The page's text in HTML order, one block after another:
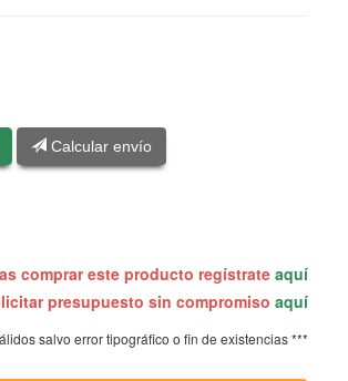
Calcular envío
comprar este producto regístrate aquí
presupuesto sin compromiso aquí
salvo error tipográfico o fin de existencias ***